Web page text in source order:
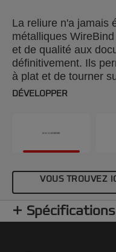
La reliure n'a jamais
métalliques
et de qualité aux
définitivement. Ils
à plat et de tourner
prise de notes et les
tout en étant
toutes les relieuses
noir. Reliure de 125
A5.
DÉVELOPPER
VOUS TROUVEZ